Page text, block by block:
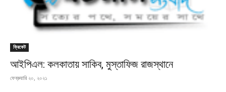
ক্রিকেট
আইপিএল: কলকাতায় সাকিব, মুস্তাফিজ রাজস্থানে
ফেব্রুয়ারি ২০, ২০২১